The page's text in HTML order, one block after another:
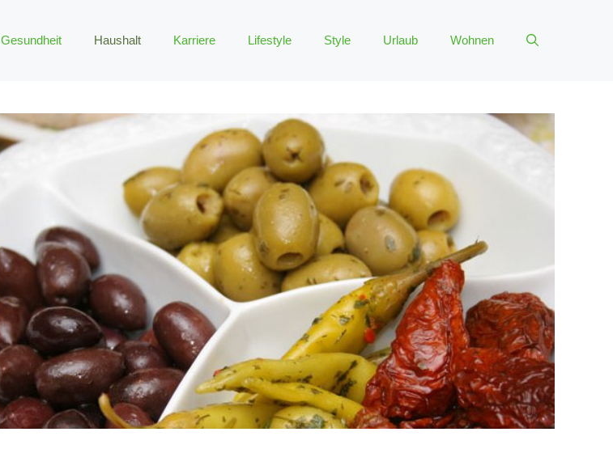
Gesundheit Haushalt Karriere Lifestyle Style Urlaub Wohnen